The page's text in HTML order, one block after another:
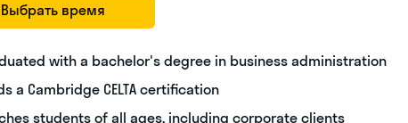
Выбрать время
with a bachelor's degree in business administration
a Cambridge CELTA certification
students of all ages, including corporate clients